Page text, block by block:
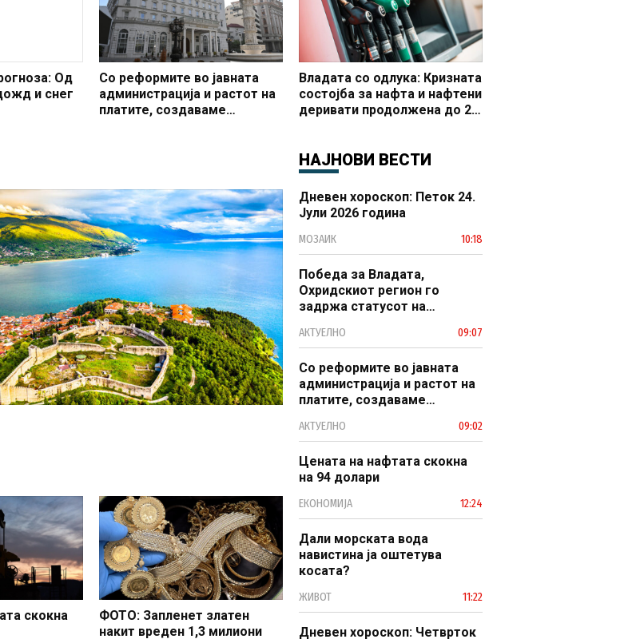
Од
и снег
Со реформите во јавната
администрација и растот на
платите, создаваме
Владата со одлука: Кризната
состојба за нафта и нафтени
деривати продолжена до 20
скокна
ФОТО: Запленет златен
накит вреден 1,3 милиони
НАЈНОВИ ВЕСТИ
Дневен хороскоп: Петок 24.
Јули 2026 година
МОЗАИК 10:18
Победа за Владата,
Охридскиот регион го
задржа статусот на
наследство
АКТУЕЛНО 09:07
Со реформите во јавната
администрација и растот на
платите, создаваме
модерен јавен сектор
АКТУЕЛНО 09:02
Цената на нафтата скокна
на 94 долари
ЕКОНОМИЈА 12:24
Дали морската вода
навистина ја оштетува
косата?
ЖИВОТ 11:22
Дневен хороскоп: Четврток